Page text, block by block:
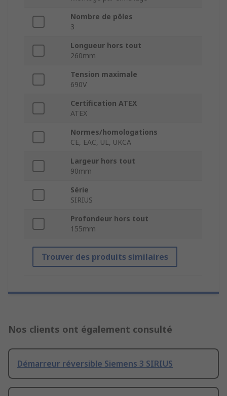
Nombre de pôles
3
Longueur hors tout
260mm
Tension maximale
690V
Certification ATEX
ATEX
Normes/homologations
CE, EAC, UL, UKCA
Largeur hors tout
90mm
Série
SIRIUS
Profondeur hors tout
155mm
Trouver des produits similaires
Nos clients ont également consulté
Démarreur réversible Siemens 3 SIRIUS